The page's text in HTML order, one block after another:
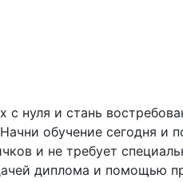
с нуля и стань
обучение сегодня и
и не требует
диплома и помощью